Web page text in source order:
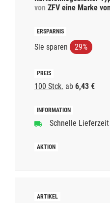
von ZFV eine Marke
Sie sparen 29%
100 Stck. ab 6,43 €
Schnelle Lieferzeit